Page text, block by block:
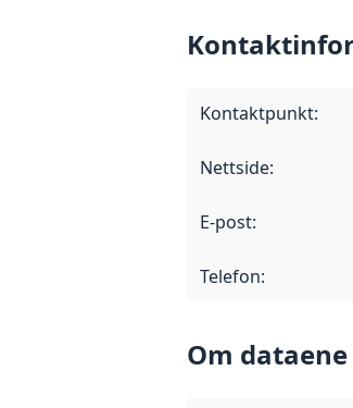
Kontaktpunkt:
Nettside:
E-post:
Telefon:
Om dataene